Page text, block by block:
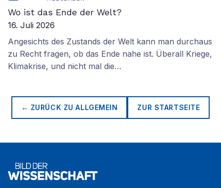
Wo ist das Ende der Welt?
16. Juli 2026
Angesichts des Zustands der Welt kann man durchaus
zu Recht fragen, ob das Ende nahe ist. Überall Kriege,
Klimakrise, und nicht mal die…
← ZURÜCK ZUALLGEMEIN ZUR STARTSEITE